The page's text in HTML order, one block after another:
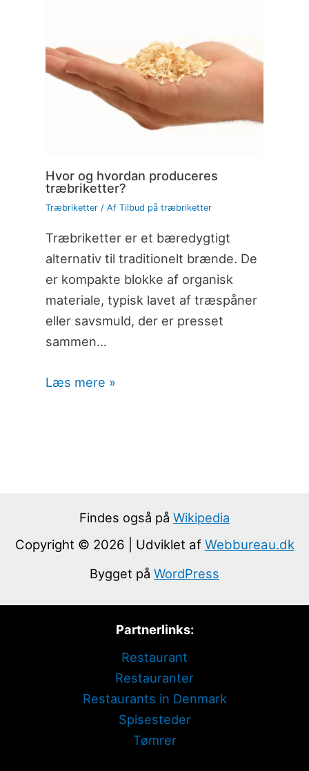
Hvor og hvordan produceres
træbriketter?
Træbriketter/ Af Tilbud på træbriketter
Træbriketter er et bæredygtigt
alternativ til traditionelt brænde. De
er kompakte blokke af organisk
materiale, typisk lavet af træspåner
eller savsmuld, der er presset
sammen…
Læs mere »
Findes også på Wikipedia
Copyright © 2026 | Udviklet af Webbureau.dk
Bygget på WordPress
Partnerlinks:
Restaurant
Restauranter
Restaurants in Denmark
Spisesteder
Tømrer